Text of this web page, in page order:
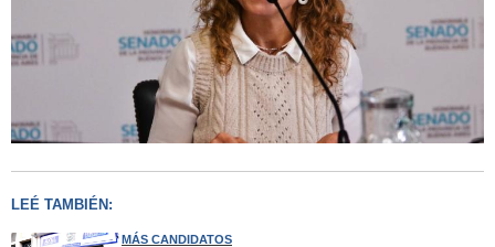
LEÉ TAMBIÉN:
MÁS CANDIDATOS